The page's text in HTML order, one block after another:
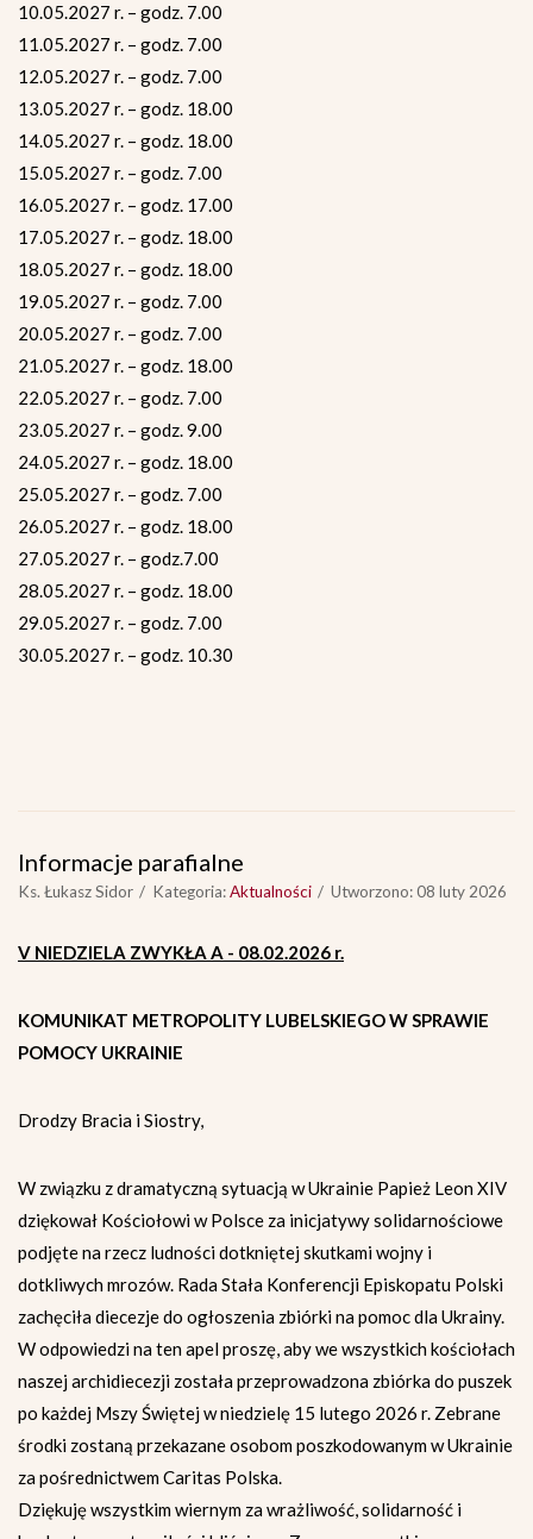
10.05.2027 r. – godz. 7.00
11.05.2027 r. – godz. 7.00
12.05.2027 r. – godz. 7.00
13.05.2027 r. – godz. 18.00
14.05.2027 r. – godz. 18.00
15.05.2027 r. – godz. 7.00
16.05.2027 r. – godz. 17.00
17.05.2027 r. – godz. 18.00
18.05.2027 r. – godz. 18.00
19.05.2027 r. – godz. 7.00
20.05.2027 r. – godz. 7.00
21.05.2027 r. – godz. 18.00
22.05.2027 r. – godz. 7.00
23.05.2027 r. – godz. 9.00
24.05.2027 r. – godz. 18.00
25.05.2027 r. – godz. 7.00
26.05.2027 r. – godz. 18.00
27.05.2027 r. – godz.7.00
28.05.2027 r. – godz. 18.00
29.05.2027 r. – godz. 7.00
30.05.2027 r. – godz. 10.30
Informacje parafialne
Ks. Łukasz Sidor Kategoria:Aktualności Utworzono: 08 luty 2026
V NIEDZIELA ZWYKŁA A - 08.02.2026 r.
KOMUNIKAT METROPOLITY LUBELSKIEGO W SPRAWIE
POMOCY UKRAINIE
Drodzy Bracia i Siostry,
W związku z dramatyczną sytuacją w Ukrainie Papież Leon XIV
dziękował Kościołowi w Polsce za inicjatywy solidarnościowe
podjęte na rzecz ludności dotkniętej skutkami wojny i
dotkliwych mrozów. Rada Stała Konferencji Episkopatu Polski
zachęciła diecezje do ogłoszenia zbiórki na pomoc dla Ukrainy.
W odpowiedzi na ten apel proszę, aby we wszystkich kościołach
naszej archidiecezji została przeprowadzona zbiórka do puszek
po każdej Mszy Świętej w niedzielę 15 lutego 2026 r. Zebrane
środki zostaną przekazane osobom poszkodowanym w Ukrainie
za pośrednictwem Caritas Polska.
Dziękuję wszystkim wiernym za wrażliwość, solidarność i